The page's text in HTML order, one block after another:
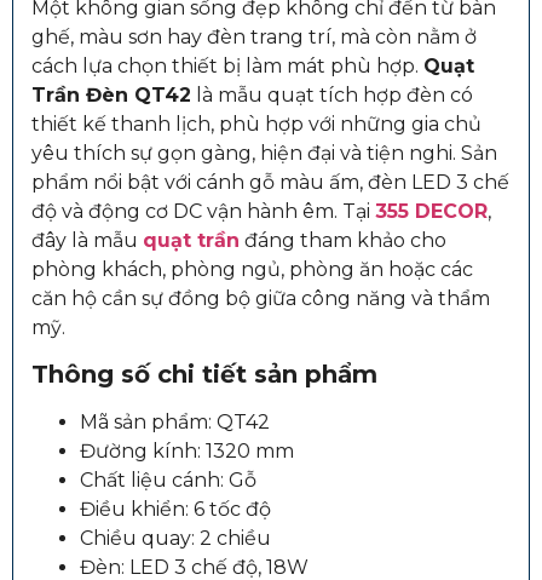
Một không gian sống đẹp không chỉ đến từ bàn
ghế, màu sơn hay đèn trang trí, mà còn nằm ở
cách lựa chọn thiết bị làm mát phù hợp. Quạt
Trần Đèn QT42 là mẫu quạt tích hợp đèn có
thiết kế thanh lịch, phù hợp với những gia chủ
yêu thích sự gọn gàng, hiện đại và tiện nghi. Sản
phẩm nổi bật với cánh gỗ màu ấm, đèn LED 3 chế
độ và động cơ DC vận hành êm. Tại 355 DECOR,
đây là mẫu quạt trần đáng tham khảo cho
phòng khách, phòng ngủ, phòng ăn hoặc các
căn hộ cần sự đồng bộ giữa công năng và thẩm
mỹ.
Thông số chi tiết sản phẩm
Mã sản phẩm: QT42
Đường kính: 1320 mm
Chất liệu cánh: Gỗ
Điều khiển: 6 tốc độ
Chiều quay: 2 chiều
Đèn: LED 3 chế độ, 18W